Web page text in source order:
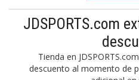
JDSPORTS.com
Tienda en
descuento al momento de